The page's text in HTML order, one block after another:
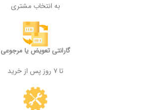
به انتخاب مشتری
گارانتی تعویض یا مرجوعی
تا ۷ روز پس از خرید